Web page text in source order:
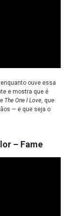
ouve essa
e mostra que é
The One I Love , que
— e que seja o
– Fame